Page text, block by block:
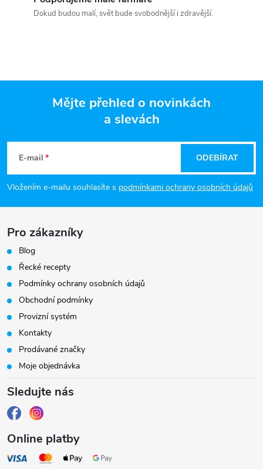
Dokud budou malí, svět bude svobodnější i zdravější.
p
a
t
Mějte přehled o novinkách
a slevách
E-mail
Vložením e-mailu souhlasíte s podmínkami ochrany osobních údajů
ODEBÍRAT
Pro zákazníky
Blog
Řecké recepty
Podmínky ochrany osobních údajů
Obchodní podmínky
Provizní systém
Kontakty
Prodávané značky
Moje objednávka
Sledujte nás
Online platby